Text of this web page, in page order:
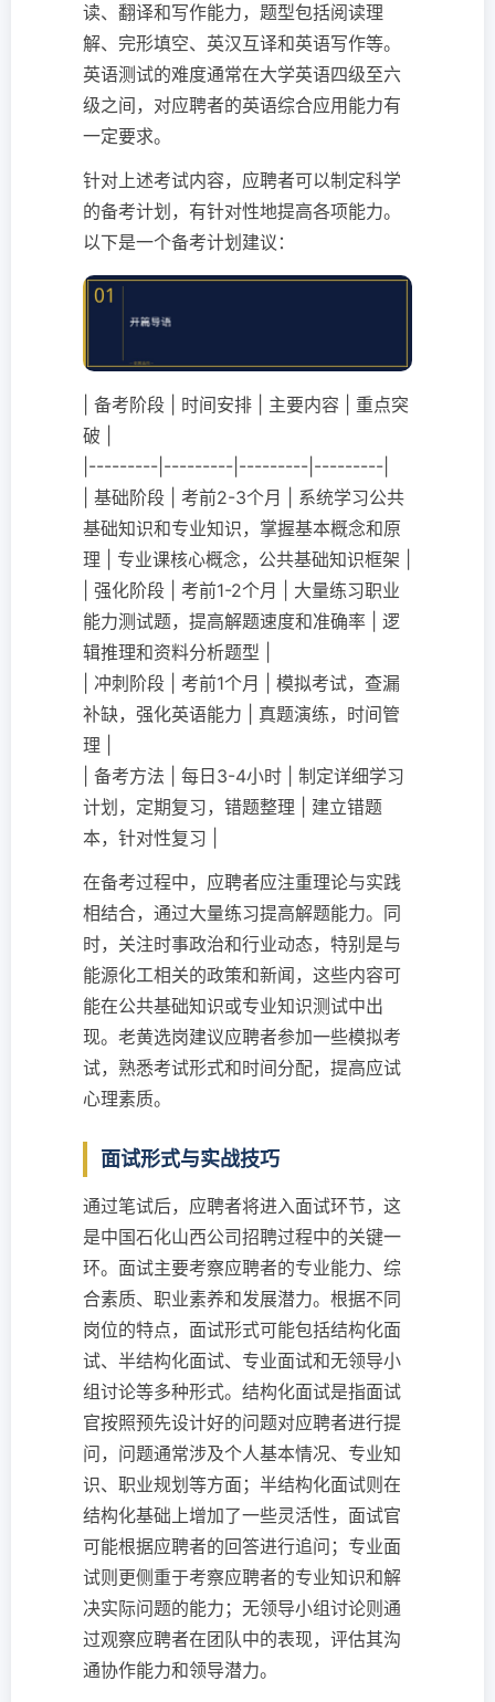
读、翻译和写作能力，题型包括阅读理
解、完形填空、英汉互译和英语写作等。
英语测试的难度通常在大学英语四级至六
级之间，对应聘者的英语综合应用能力有
一定要求。
针对上述考试内容，应聘者可以制定科学
的备考计划，有针对性地提高各项能力。
以下是一个备考计划建议：
| 备考阶段 | 时间安排 | 主要内容 | 重点突
破 |
|---------|---------|---------|---------|
| 基础阶段 | 考前2-3个月 | 系统学习公共
基础知识和专业知识，掌握基本概念和原
理 | 专业课核心概念，公共基础知识框架 |
| 强化阶段 | 考前1-2个月 | 大量练习职业
能力测试题，提高解题速度和准确率 | 逻
辑推理和资料分析题型 |
| 冲刺阶段 | 考前1个月 | 模拟考试，查漏
补缺，强化英语能力 | 真题演练，时间管
理 |
| 备考方法 | 每日3-4小时 | 制定详细学习
计划，定期复习，错题整理 | 建立错题
本，针对性复习 |
在备考过程中，应聘者应注重理论与实践
相结合，通过大量练习提高解题能力。同
时，关注时事政治和行业动态，特别是与
能源化工相关的政策和新闻，这些内容可
能在公共基础知识或专业知识测试中出
现。老黄选岗建议应聘者参加一些模拟考
试，熟悉考试形式和时间分配，提高应试
心理素质。
面试形式与实战技巧
通过笔试后，应聘者将进入面试环节，这
是中国石化山西公司招聘过程中的关键一
环。面试主要考察应聘者的专业能力、综
合素质、职业素养和发展潜力。根据不同
岗位的特点，面试形式可能包括结构化面
试、半结构化面试、专业面试和无领导小
组讨论等多种形式。结构化面试是指面试
官按照预先设计好的问题对应聘者进行提
问，问题通常涉及个人基本情况、专业知
识、职业规划等方面；半结构化面试则在
结构化基础上增加了一些灵活性，面试官
可能根据应聘者的回答进行追问；专业面
试则更侧重于考察应聘者的专业知识和解
决实际问题的能力；无领导小组讨论则通
过观察应聘者在团队中的表现，评估其沟
通协作能力和领导潜力。